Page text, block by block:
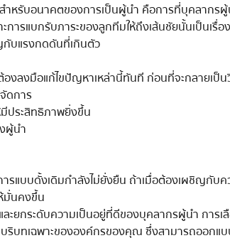
หรับอนาคตของการเป็นผู้นำ คือการที่บุคลากร
ารแบกรับภาระของลูกทีมให้ถึงเส้นชัยนั้นเป็นเรื่อ
บแรงกดดันที่เกินตัว
งลงมือแก้ไขปัญหาเหล่านี้ทันที ก่อนที่จะกลายเป็น
ดการ
มีประสิทธิภาพยิ่งขึ้น
ผู้นำ
ารแบบดั้งเดิมกำลังไม่ยั่งยืน ถ้าเมื่อต้องเผชิญกับ
มั่นคงขึ้น
บริบทเฉพาะขององค์กรของคุณ ซึ่งสามารถออก